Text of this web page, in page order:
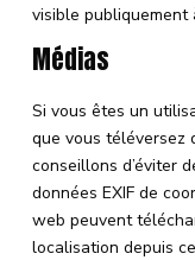
visible publiquement
Médias
Si vous êtes un
que vous téléversez
conseillons d’éviter
données EXIF de
web peuvent
localisation depuis